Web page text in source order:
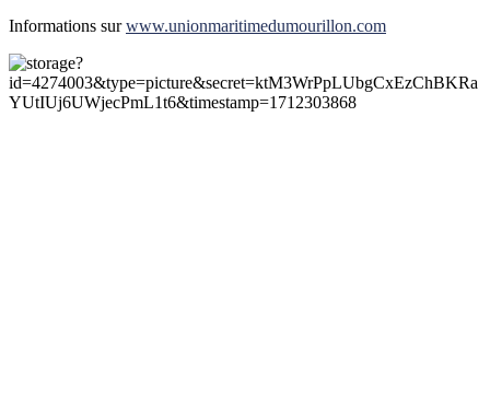
Informations surwww.unionmaritimedumourillon.com